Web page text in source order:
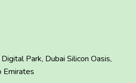
Park, Dubai Silicon Oasis,
Emirates